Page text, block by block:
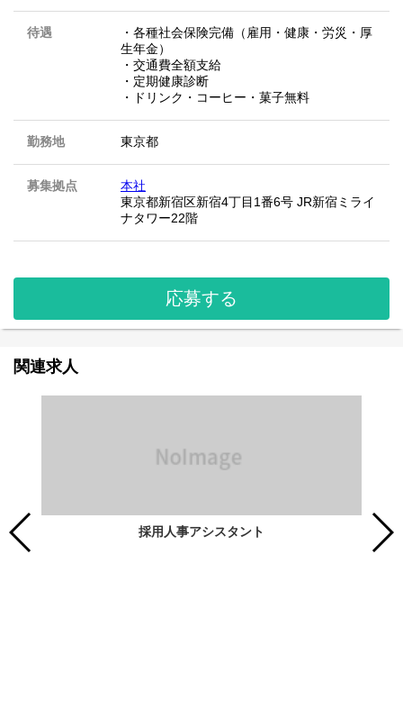
待遇
・各種社会保険完備（雇用・健康・労災・厚
生年金）
・交通費全額支給
・定期健康診断
・ドリンク・コーヒー・菓子無料
勤務地 東京都
募集拠点
本社
東京都新宿区新宿4丁目1番6号 JR新宿ミライ
ナタワー22階
応募する
関連求人
採用人事アシスタント